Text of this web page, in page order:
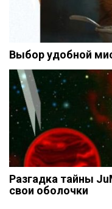
Выбор удобной
Разгадка тайны
свои оболочки